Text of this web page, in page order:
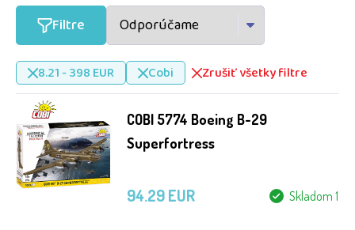
Stav
Novinka
Připravujeme
Výrobca
Betexa
8.21 - 398 EUR Cobi Zrušiť všetky filtre
Filtre
COBI 5774 Boeing B-29
Superfortress
Skladom 1
94.29 EUR